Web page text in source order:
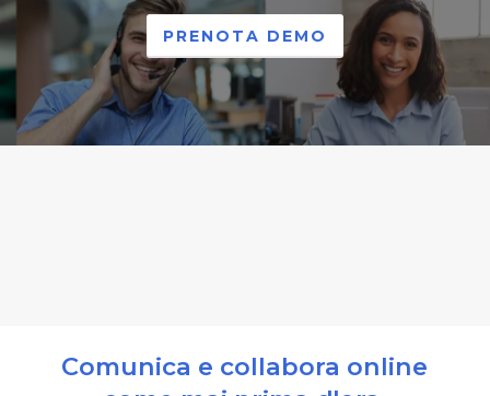
PRENOTA DEMO
Comunica e collabora online